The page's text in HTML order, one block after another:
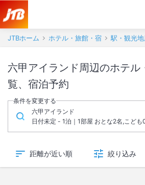
JTBホーム ホテル・旅館・宿 駅・観光
六甲アイランド周辺のホテル
覧、宿泊予約
条件を変更する
六甲アイランド
日付未定 - 1泊｜1部屋 おとな2名,こども
距離が近い順 絞り込み